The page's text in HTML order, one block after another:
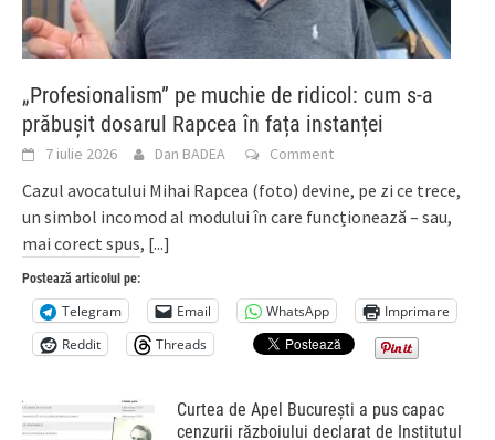
„Profesionalism” pe muchie de ridicol: cum s-a
prăbușit dosarul Rapcea în fața instanței
7 iulie 2026 Dan BADEA Comment
Cazul avocatului Mihai Rapcea (foto) devine, pe zi ce trece,
un simbol incomod al modului în care funcționează – sau,
mai corect spus, [...]
Postează articolul pe:
Telegram Email WhatsApp
Imprimare
Reddit
Threads
Curtea de Apel București a pus capac
cenzurii războiului declarat de Institutul